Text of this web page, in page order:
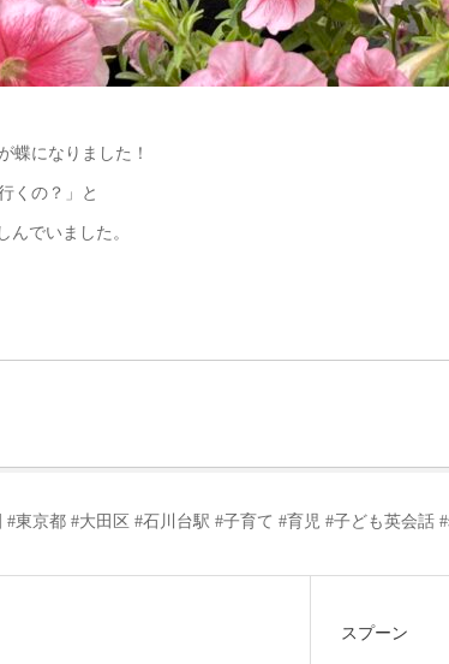
蝶になりました！
くの？」と
んでいました。
東京都 #大田区 #石川台駅 #子育て #育児 #子ども英会話
スプーン